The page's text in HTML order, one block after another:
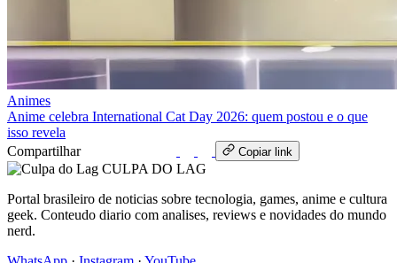
Animes
Anime celebra International Cat Day 2026: quem postou e o que
isso revela
Compartilhar
Copiar link
CULPA DO LAG
Portal brasileiro de noticias sobre tecnologia, games, anime e cultura
geek. Conteudo diario com analises, reviews e novidades do mundo
nerd.